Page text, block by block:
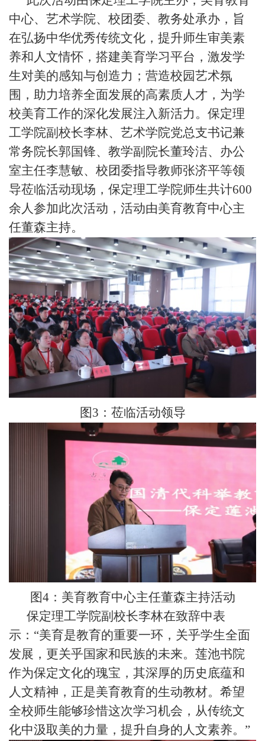
中心、艺术学院、校团委、教务处承办，旨
在弘扬中华优秀传统文化，提升师生审美素
养和人文情怀 ， 搭建美育学习平台，激发学
生对美的感知与创造力 ； 营造校园艺术氛
围，助力培养全面发展的高素质人才，为学
校美育工作的深化发展注入新活力。 保定理
工学院副校长李林、艺术学院党总支书记兼
常务院长郭国锋、教学副院长董玲洁、办公
室主任李慧敏、校团委指导教师张济平等领
导莅临活动现场，保定理工学院师生共计600
余人参加此次活动， 活动由美育教育中心主
任董森主持。
图3：莅临活动领导
图4：美育教育中心主任董森主持活动
保定理工学院副校长李林在致辞中表
示： “美育是教育的重要一环，关乎学生全面
发展，更关乎国家和民族的未来。莲池书院
作为保定文化的瑰宝，其深厚的历史底蕴和
人文精神，正是美育教育的生动教材。希望
全校师生能够珍惜这次学习机会，从传统文
化中汲取美的力量，提升自身的人文素养。”